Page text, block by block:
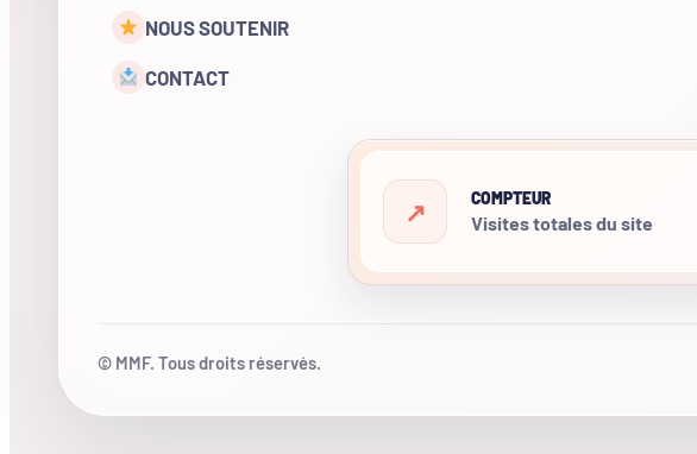
NOUS SOUTENIR
CONTACT
COMPTEUR
Visites totales du site
© MMF. Tous droits réservés.